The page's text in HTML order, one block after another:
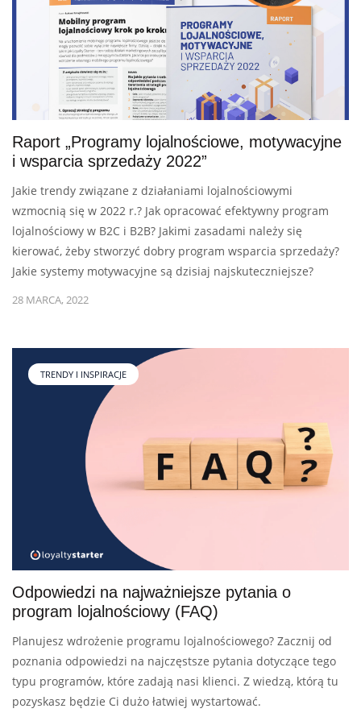
Raport „Programy lojalnościowe, motywacyjne
i wsparcia sprzedaży 2022”
Jakie trendy związane z działaniami lojalnościowymi
wzmocnią się w 2022 r.? Jak opracować efektywny program
lojalnościowy w B2C i B2B? Jakimi zasadami należy się
kierować, żeby stworzyć dobry program wsparcia sprzedaży?
Jakie systemy motywacyjne są dzisiaj najskuteczniejsze?
28 MARCA, 2022
TRENDY I INSPIRACJE
Odpowiedzi na najważniejsze pytania o
program lojalnościowy (FAQ)
Planujesz wdrożenie programu lojalnościowego? Zacznij od
poznania odpowiedzi na najczęstsze pytania dotyczące tego
typu programów, które zadają nasi klienci. Z wiedzą, którą tu
pozyskasz będzie Ci dużo łatwiej wystartować.